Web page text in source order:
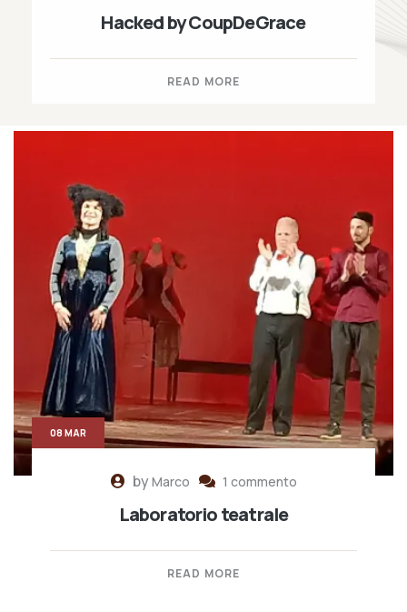
Hacked by CoupDeGrace
READ MORE
byMarco 1 commento
Laboratorio teatrale
READ MORE
08 MAR